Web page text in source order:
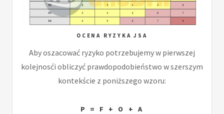
OCENA RYZYKA JSA
Aby oszacować ryzyko potrzebujemy w pierwszej
kolejnosći obliczyć prawdopodobieństwo w szerszym
kontekście z poniższego wzoru:
P = F + O + A